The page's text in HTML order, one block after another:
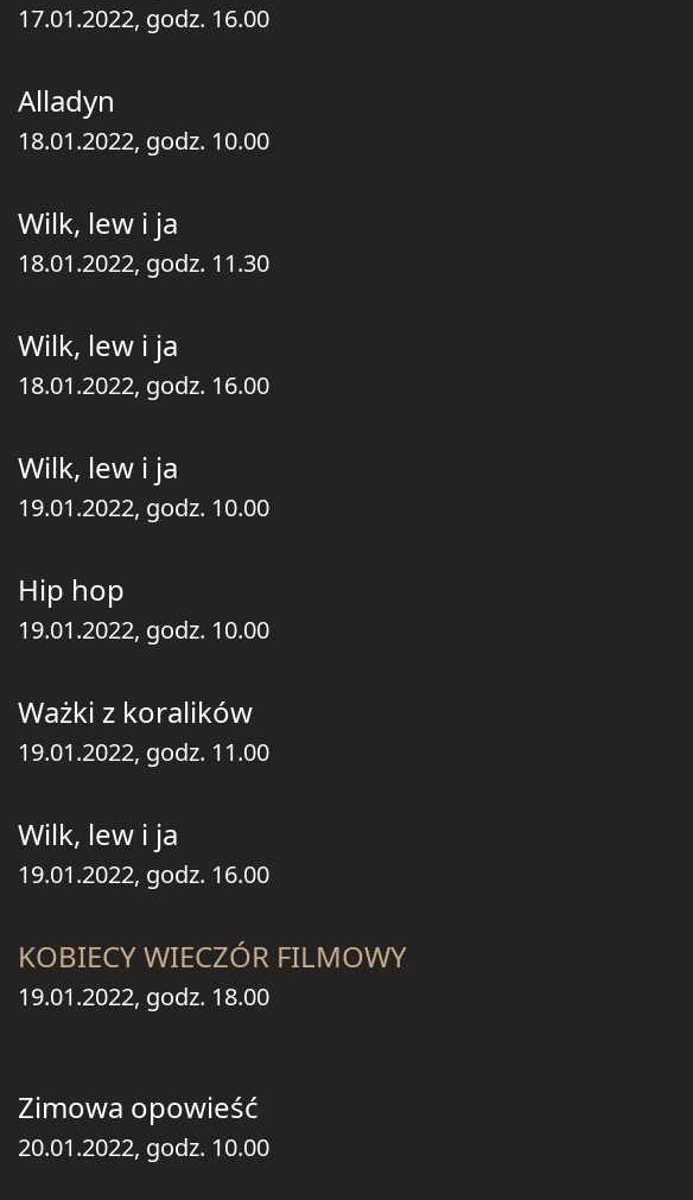
17.01.2022, godz. 16.00
Alladyn
18.01.2022, godz. 10.00
Wilk, lew i ja
18.01.2022, godz. 11.30
Wilk, lew i ja
18.01.2022, godz. 16.00
Wilk, lew i ja
19.01.2022, godz. 10.00
Hip hop
19.01.2022, godz. 10.00
Ważki z koralików
19.01.2022, godz. 11.00
Wilk, lew i ja
19.01.2022, godz. 16.00
KOBIECY WIECZÓR FILMOWY
19.01.2022, godz. 18.00
Zimowa opowieść
20.01.2022, godz. 10.00